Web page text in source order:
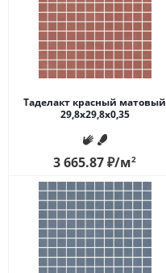
Таделакт красный матовый
29,8x29,8x0,35
3 665.87₽/м2